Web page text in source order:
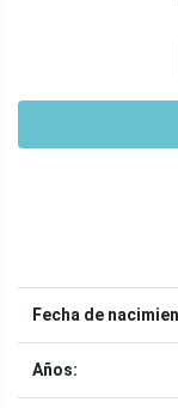
Fecha de
Años: